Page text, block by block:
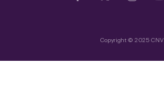
Copyright © 2025 CNV